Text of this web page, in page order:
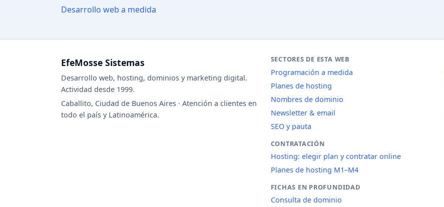
Desarrollo web a medida
EfeMosse Sistemas
Desarrollo web, hosting, dominios y marketing digital.
Actividad desde 1999.
Caballito, Ciudad de Buenos Aires · Atención a clientes en
todo el país y Latinoamérica.
SECTORES DE ESTA WEB
Programación a medida
Planes de hosting
Nombres de dominio
Newsletter & email
SEO y pauta
CONTRATACIÓN
Hosting: elegir plan y contratar online
Planes de hosting M1–M4
FICHAS EN PROFUNDIDAD
Consulta de dominio